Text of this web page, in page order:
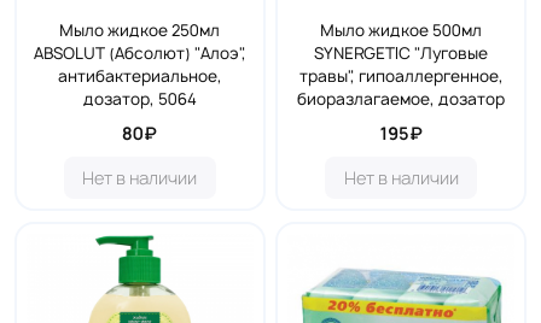
Мыло жидкое 250мл
ABSOLUT (Абсолют) "Алоэ",
антибактериальное,
дозатор, 5064
80₽
Нет в наличии
Мыло жидкое 500мл
SYNERGETIC "Луговые
травы", гипоаллергенное,
биоразлагаемое, дозатор
195₽
Нет в наличии